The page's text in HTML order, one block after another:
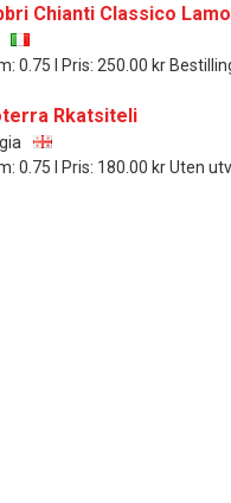
Chianti Classico
0.75 l Pris: 250.00 kr
Rkatsiteli
0.75 l Pris: 180.00 kr Uten